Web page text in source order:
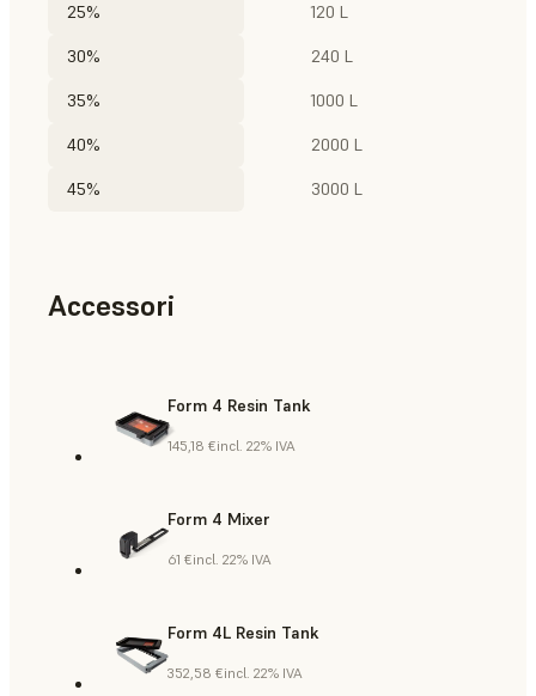
25% 120 L
30% 240 L
35% 1000 L
40% 2000 L
45% 3000 L
Accessori
Form 4 Resin Tank
145,18 €incl. 22% IVA
Form 4 Mixer
61 €incl. 22% IVA
Form 4L Resin Tank
352,58 €incl. 22% IVA